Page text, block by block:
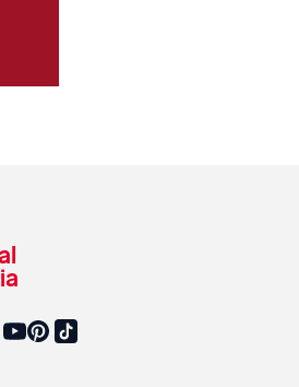
auf Facebook
auf Instagram
SalzburgMilch auf YouTube
SalzburgMilch auf Pinterest
SalzburgMilch auf TikTok